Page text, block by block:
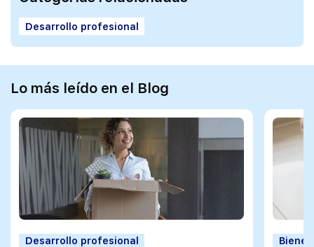
Desarrollo profesional
Lo más leído en el Blog
Desarrollo profesional